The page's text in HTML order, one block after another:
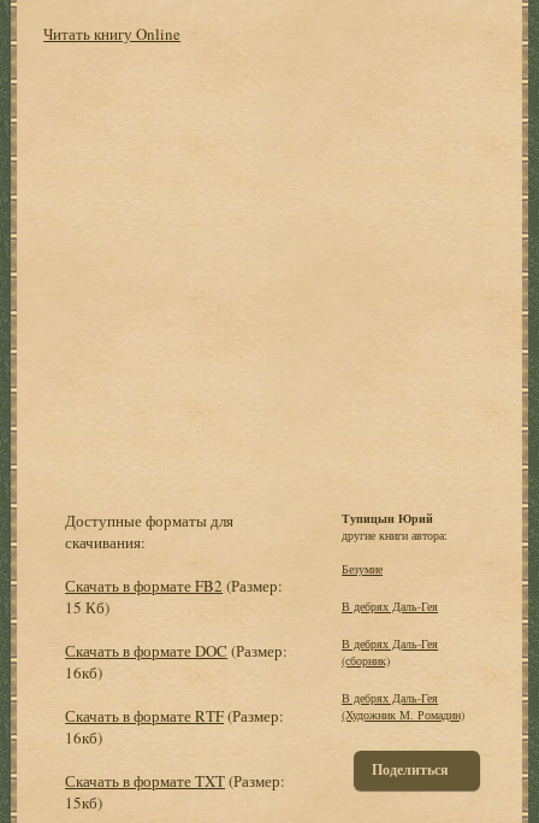
Читать книгу Online
Доступные форматы для
скачивания:
Скачать в формате FB2 (Размер:
15 Кб)
Скачать в формате DOC (Размер:
16кб)
Скачать в формате RTF(Размер:
16кб)
Скачать в формате TXT(Размер:
15кб)
Тупицын Юрий
другие книги автора:
Безумие
В дебрях Даль-Гея
В дебрях Даль-Гея
(сборник)
В дебрях Даль-Гея
(Художник М. Ромадин)
Поделиться